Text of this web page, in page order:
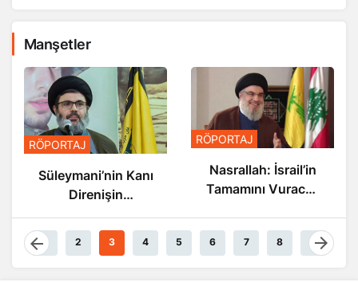
Manşetler
RÖPORTAJ
Nasrallah: İsrail’in
Tamamını Vuracak
Güçteyiz
RÖPORTAJ
Nasrallah: İsrail’in
Sonu Yakın
1 2 3 4 5 6 7 8 9